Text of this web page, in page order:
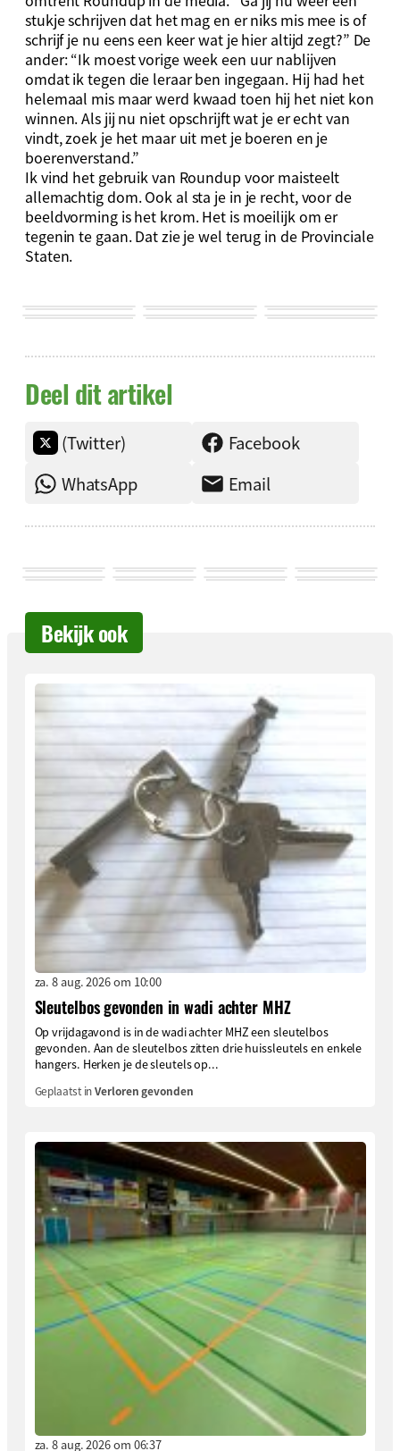
stukje schrijven dat het mag en er niks mis mee is of
schrijf je nu eens een keer wat je hier altijd zegt?” De
ander: “Ik moest vorige week een uur nablijven
omdat ik tegen die leraar ben ingegaan. Hij had het
helemaal mis maar werd kwaad toen hij het niet kon
winnen. Als jij nu niet opschrijft wat je er echt van
vindt, zoek je het maar uit met je boeren en je
boerenverstand.”
Ik vind het gebruik van Roundup voor maisteelt
allemachtig dom. Ook al sta je in je recht, voor de
beeldvorming is het krom. Het is moeilijk om er
tegenin te gaan. Dat zie je wel terug in de Provinciale
Staten.
Deel dit artikel
(Twitter)
Facebook
WhatsApp
Email
Bekijk ook
za. 8 aug. 2026 om 10:00
Sleutelbos gevonden in wadi achter MHZ
Op vrijdagavond is in de wadi achter MHZ een sleutelbos
gevonden. Aan de sleutelbos zitten drie huissleutels en enkele
hangers. Herken je de sleutels op...
Geplaatst inVerloren gevonden
za. 8 aug. 2026 om 06:37